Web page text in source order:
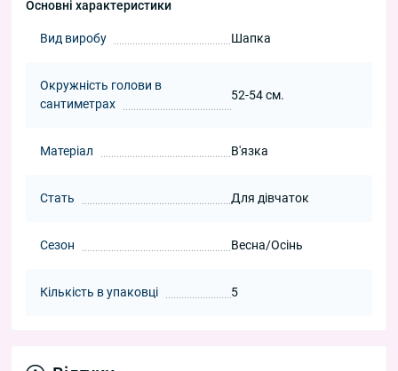
Основні характеристики
Вид виробу Шапка
Окружність голови в
сантиметрах
52-54 см.
Матеріал В'язка
Стать Для дівчаток
Сезон Весна/Осінь
Кількість в упаковці 5